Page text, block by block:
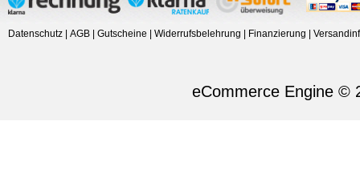
Datenschutz AGB Gutscheine Widerrufsbelehrung Finanzierung
eCommerce Engine ©